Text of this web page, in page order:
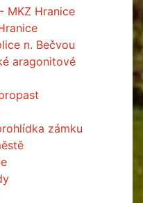
MKZ Hranice
n. Bečvou
aragonitové
zámku